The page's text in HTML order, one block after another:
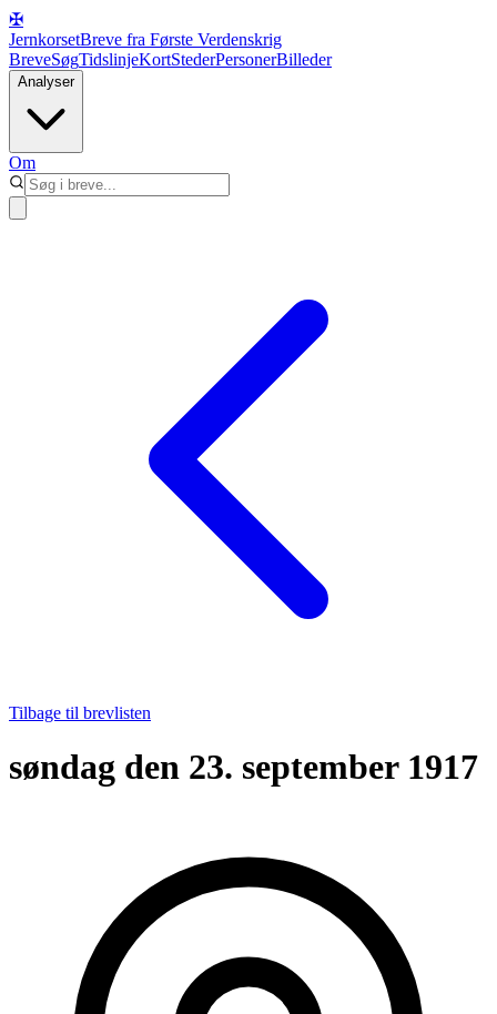
✠
JernkorsetBreve fra Første Verdenskrig
BreveSøgTidslinjeKortStederPersonerBilleder
Analyser
Om
Tilbage til brevlisten
søndag den 23. september 1917